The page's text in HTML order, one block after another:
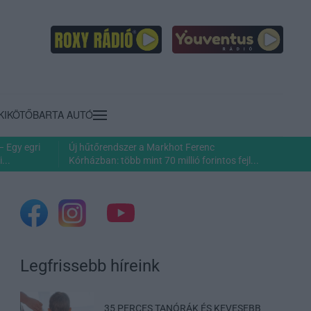
BARTA AUTÓ
Egy egri
Új hűtőrendszer a Markhot Ferenc
Kórházban: több mint 70 millió forintos fejl...
Legfrissebb híreink
35 PERCES TANÓRÁK ÉS KEVESEBB